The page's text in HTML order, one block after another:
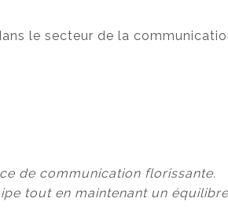
le secteur de la
de communication florissante.
tout en maintenant un